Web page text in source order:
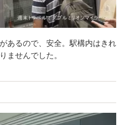
あるので、安全。駅構内はきれ
ませんでした。